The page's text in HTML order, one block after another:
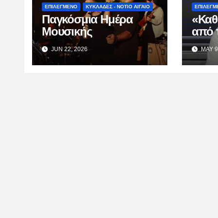
ΕΠΙΛΕΓΜΕΝΟ ΚΥΚΛΑΔΕΣ - ΝΟΤΙΟ ΑΙΓΑΙΟ
Παγκόσμια Ημέρα
Μουσικής
JUN 22, 2026
από
TVMAY